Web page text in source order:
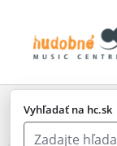
Vyhľadať na hc.sk